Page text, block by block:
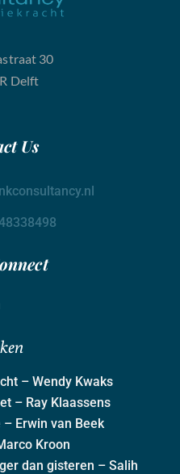
30
Delft
Us
– Wendy Kwaks
– Ray Klaassens
Erwin van Beek
Kroon
dan gisteren – Salih